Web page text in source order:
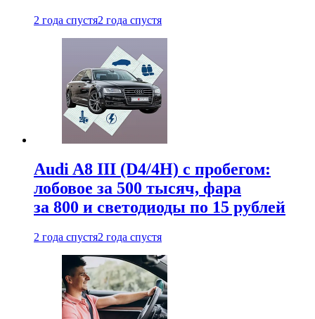
2 года спустя2 года спустя
Audi A8 III (D4/4H) c пробегом:
лобовое за 500 тысяч, фара
за 800 и светодиоды по 15 рублей
2 года спустя2 года спустя